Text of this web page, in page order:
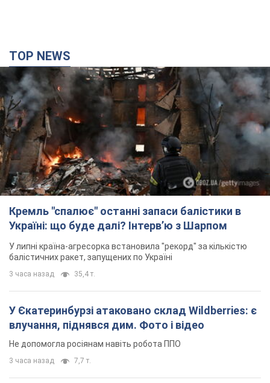
TOP NEWS
Кремль "спалює" останні запаси балістики в
Україні: що буде далі? Інтерв’ю з Шарпом
У липні країна-агресорка встановила "рекорд" за кількістю
балістичних ракет, запущених по Україні
3 часа назад 35,4 т.
У Єкатеринбурзі атаковано склад Wildberries: є
влучання, піднявся дим. Фото і відео
Не допомогла росіянам навіть робота ППО
3 часа назад 7,7 т.